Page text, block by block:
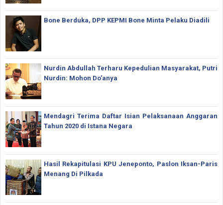
Bone Berduka, DPP KEPMI Bone Minta Pelaku Diadili
Nurdin Abdullah Terharu Kepedulian Masyarakat, Putri
Nurdin: Mohon Do'anya
Mendagri Terima Daftar Isian Pelaksanaan Anggaran
Tahun 2020 di Istana Negara
Hasil Rekapitulasi KPU Jeneponto, Paslon Iksan-Paris
Menang Di Pilkada